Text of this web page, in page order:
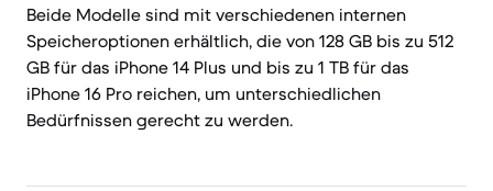
Beide Modelle sind mit verschiedenen internen
Speicheroptionen erhältlich, die von 128 GB bis zu 512
GB für das iPhone 14 Plus und bis zu 1 TB für das
iPhone 16 Pro reichen, um unterschiedlichen
Bedürfnissen gerecht zu werden.